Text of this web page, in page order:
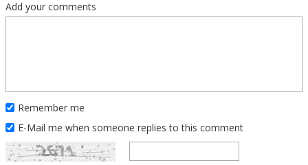
Add your comments
Remember me
E-Mail me when someone replies to this comment